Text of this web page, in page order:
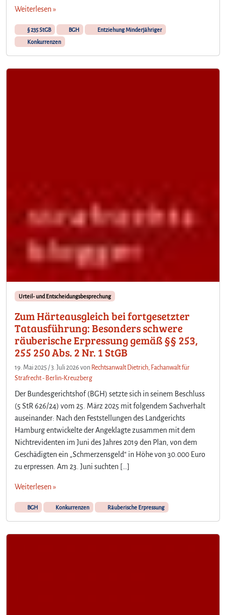
Weiterlesen »
§ 235 StGB BGH
Entziehung Minderjähriger
Konkurrenzen
Urteil- und Entscheidungsbesprechung
Zum Härteausgleich bei fortgesetzter
Tatausführung: Besonders schwere
räuberische Erpressung gemäß §§ 253,
255 250 Abs. 2 Nr. 1 StGB
19. Mai 2025 /3. Juli 2026 von Rechtsanwalt Dietrich, Fachanwalt für
Strafrecht - Berlin-Kreuzberg
Der Bundesgerichtshof (BGH) setzte sich in seinem Beschluss
(5 StR 626/24) vom 25. März 2025 mit folgendem Sachverhalt
auseinander: Nach den Feststellungen des Landgerichts
Hamburg entwickelte der Angeklagte zusammen mit dem
Nichtrevidenten im Juni des Jahres 2019 den Plan, von dem
Geschädigten ein „Schmerzensgeld“ in Höhe von 30.000 Euro
zu erpressen. Am 23. Juni suchten […]
Weiterlesen »
BGH Konkurrenzen Räuberische Erpressung